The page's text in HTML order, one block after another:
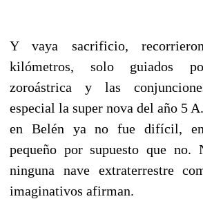
Y vaya sacrificio,
kilómetros, solo guiados
zoroástrica y las
especial la super nova del año 5
en Belén ya no fue difícil,
pequeño por supuesto que no.
ninguna nave extraterrestre
imaginativos afirman.